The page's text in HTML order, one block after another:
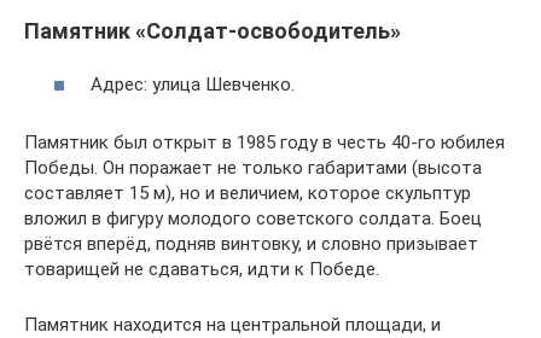
Памятник «Солдат-освободитель»
Адрес: улица Шевченко.
Памятник был открыт в 1985 году в честь 40-го юбилея
Победы. Он поражает не только габаритами (высота
составляет 15 м), но и величием, которое скульптур
вложил в фигуру молодого советского солдата. Боец
рвётся вперёд, подняв винтовку, и словно призывает
товарищей не сдаваться, идти к Победе.
Памятник находится на центральной площади, и